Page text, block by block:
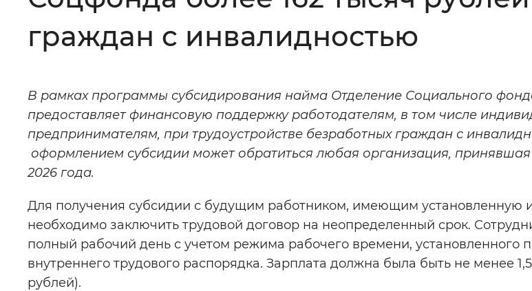
Звуковой ассистент: Воспроизвести Остановить
Вернуть стандартные настройки
граждан с инвалидностью
В рамках программы субсидирования найма Отделение Социального
предоставляет финансовую поддержку работодателям, в том числе
предпринимателям, при трудоустройстве безработных граждан с
оформлением субсидии может обратиться любая организация, принявшая
2026 года.
Для получения субсидии с будущим работником, имеющим установленную
необходимо заключить трудовой договор на неопределенный срок.
полный рабочий день с учетом режима рабочего времени, установленного
внутреннего трудового распорядка. Зарплата должна была быть не менее
рублей).